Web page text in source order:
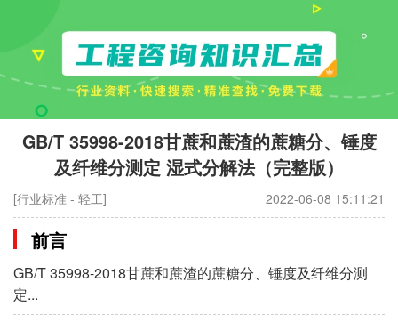
GB/T 35998-2018甘蔗和蔗渣的蔗糖分、锤度
及纤维分测定 湿式分解法（完整版）
[行业标准 - 轻工] 2022-06-08 15:11:21
前言
GB/T 35998-2018甘蔗和蔗渣的蔗糖分、锤度及纤维分测
定...